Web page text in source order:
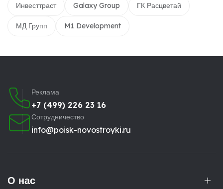
Инвесттраст Galaxy Group ГК Расцветай
МД Групп M1 Development
Реклама
+7 (499) 226 23 16
Сотрудничество
info@poisk-novostroyki.ru
О нас